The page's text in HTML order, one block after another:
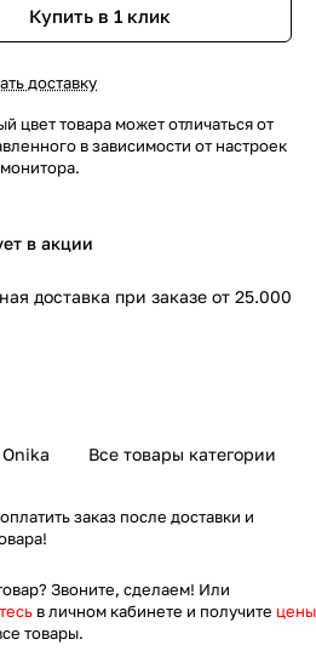
Купить в 1 клик
доставку
цвет товара может отличаться от
в зависимости от настроек
в акции
доставка при заказе от 25.000
Все товары категории
заказ после доставки и
Звоните, сделаем! Или
в личном кабинете и получите цены
товары.